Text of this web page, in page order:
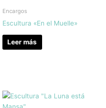
Encargos
Escultura «En el Muelle»
Leer más